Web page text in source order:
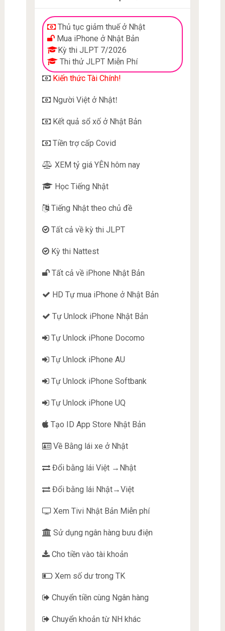
Thủ tục giảm thuế ở Nhật
Mua iPhone ở Nhật Bản
Kỳ thi JLPT 7/2026
Thi thử JLPT Miễn Phí
Kiến thức Tài Chính!
Người Việt ở Nhật!
Kết quả sổ xố ở Nhật Bản
Tiền trợ cấp Covid
XEM tỷ giá YÊN hôm nay
Học Tiếng Nhật
Tiếng Nhật theo chủ đề
Tất cả về kỳ thi JLPT
Kỳ thi Nattest
Tất cả về iPhone Nhật Bản
HD Tự mua iPhone ở Nhật Bản
Tự Unlock iPhone Nhật Bản
Tự Unlock iPhone Docomo
Tự Unlock iPhone AU
Tự Unlock iPhone Softbank
Tự Unlock iPhone UQ
Tạo ID App Store Nhật Bản
Về Bằng lái xe ở Nhật
Đổi bằng lái Việt →Nhật
Đổi bằng lái Nhật→Việt
Xem Tivi Nhật Bản Miễn phí
Sử dụng ngân hàng bưu điện
Cho tiền vào tài khoản
Xem số dư trong TK
Chuyển tiền cùng Ngân hàng
Chuyển khoản từ NH khác